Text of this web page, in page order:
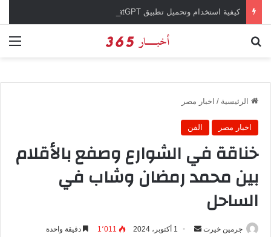
الرئيسية / اخبار مصر
اخبار مصر الفن
خناقة في الشوارع وصفع بالأقلام
بين محمد رمضان وشاب في
الساحل
جرمين خيرت 1 أكتوبر، 2024 1٬011 دقيقة واحدة